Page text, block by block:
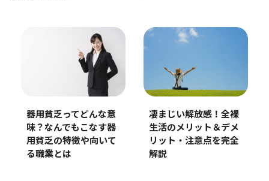
器用貧乏ってどんな意
味？なんでもこなす器
用貧乏の特徴や向いて
る職業とは
凄まじい解放感！全裸
生活のメリット＆デメ
リット・注意点を完全
解説